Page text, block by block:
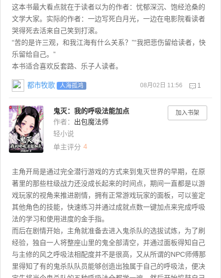
这本书最大看点就在于读者以为的作者：忧郁深沉、饱经沧桑的
文学大家。实际的作者：一边写死白月光，一边在电影院看读者
哭得死去活来自己笑到打滚。
“苦的是许三观，和我江海有什么关系？”“我把悲伤留给读者，快
乐留给自己。”
本书适合喜欢反套路、乐子人读者。
都市牧歌 人海孤鸿 08月02日 11:56 1
加入书架
鬼灭：我的呼吸法能加点
作者： 出包魔法师
轻小说
单主评分 4
主角开局是通过完全潜行游戏的方式来到鬼灭世界的早期，在原
著里的那些柱级战力还没成长起来的时间点，期间一直都是以游
戏玩家的视角来推进剧情，拥有正常游戏玩家的面板，可以鉴定
其他角色的技能，快速练习并通过成就点数一键加点来完成呼吸
法的学习和使用进度的金手指。
而后在剧情开始，主角就准备去进入鬼杀队的选拔试炼，为了刷
经验，独自一人将整座山里的鬼全部清空，并通过面板得知自己
与主修的风之呼吸法相配度并不是很高，又从所谓的NPC师傅那
里得知了有的鬼杀队队员能够创造出独属于自己的呼吸法，便决